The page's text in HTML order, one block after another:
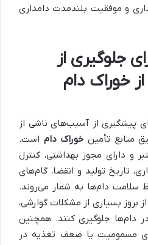
و موفقیت بلندمدت دامداری
جلوگیری از
خوراک دام
پیشگیری از آسیب‌های ناشی از
منابع تأمین خوراک دام است.
و دارای مجوز بهداشتی، کنترل
تاریخ تولید و انقضا، گام‌های
سلامت دام‌ها به شمار می‌روند.
بروز بسیاری از مشکلات گوارشی،
دام‌ها جلوگیری کنند. همچنین
مسمومیت یا ضعف تغذیه در